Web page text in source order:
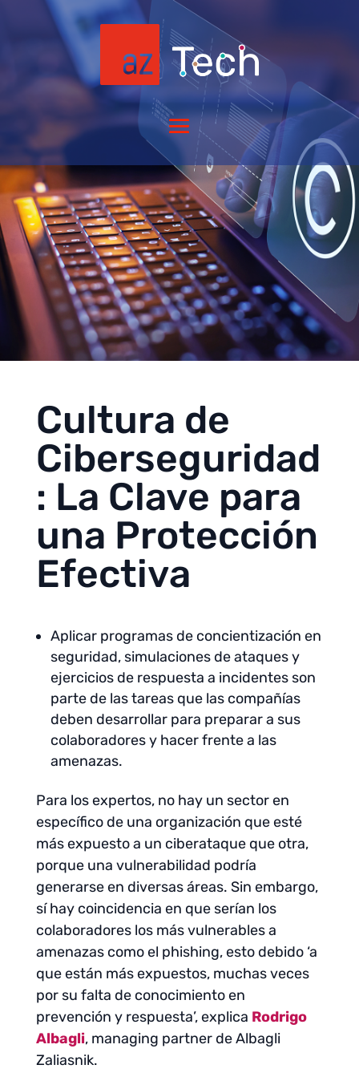
Cultura de
Ciberseguridad
: La Clave para
una Protección
Efectiva
Aplicar programas de concientización en
seguridad, simulaciones de ataques y
ejercicios de respuesta a incidentes son
parte de las tareas que las compañías
deben desarrollar para preparar a sus
colaboradores y hacer frente a las
amenazas.
Para los expertos, no hay un sector en
específico de una organización que esté
más expuesto a un ciberataque que otra,
porque una vulnerabilidad podría
generarse en diversas áreas. Sin embargo,
sí hay coincidencia en que serían los
colaboradores los más vulnerables a
amenazas como el phishing, esto debido ‘a
que están más expuestos, muchas veces
por su falta de conocimiento en
prevención y respuesta’, explica Rodrigo
Albagli, managing partner de Albagli
Zaliasnik.